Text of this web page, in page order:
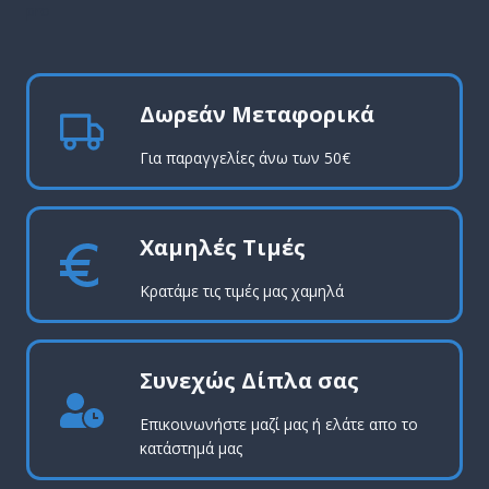
Δωρεάν Μεταφορικά
Για παραγγελίες άνω των 50€
Χαμηλές Τιμές
Κρατάμε τις τιμές μας χαμηλά
Συνεχώς Δίπλα σας
Επικοινωνήστε μαζί μας ή ελάτε απο το
κατάστημά μας